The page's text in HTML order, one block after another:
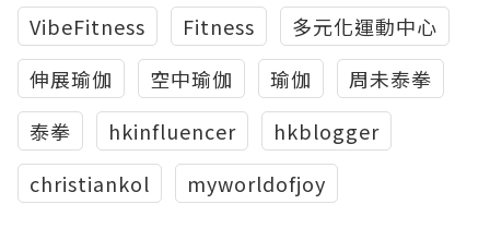
VibeFitness Fitness
多元化運動中心
伸展瑜伽
空中瑜伽 瑜伽
周未泰拳
泰拳
hkinfluencer
hkblogger
christiankol
myworldofjoy